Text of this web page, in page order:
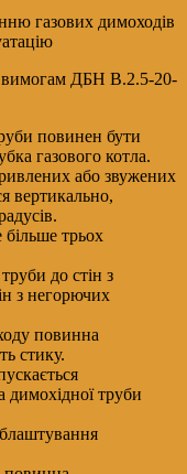
газових димоходів
вимогам ДБН В.2.5-20-
повинен бути
газового котла.
або звужених
вертикально,
більше трьох
до стін з
з негорючих
повинна
стику.
димохідної труби